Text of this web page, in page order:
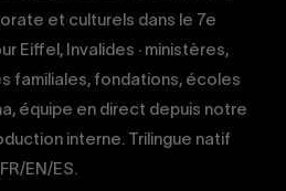
et culturels dans le 7e
Eiffel, Invalides · ministères,
familiales, fondations, écoles
équipe en direct depuis notre
interne. Trilingue natif
FR/EN/ES.